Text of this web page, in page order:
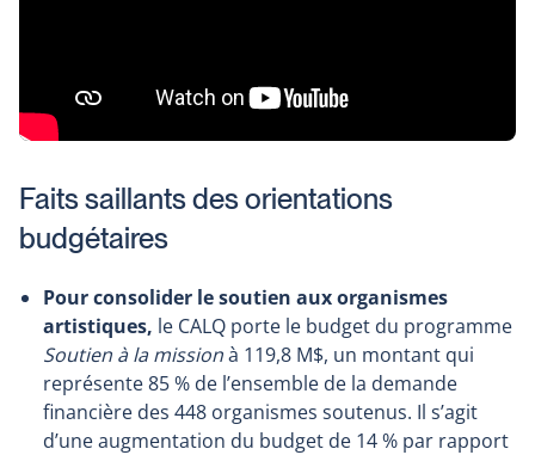
Faits saillants des orientations
budgétaires
Pour consolider le soutien aux organismes
artistiques, le CALQ porte le budget du programme
Soutien à la missionà 119,8 M$, un montant qui
représente 85 % de l’ensemble de la demande
financière des 448 organismes soutenus. Il s’agit
d’une augmentation du budget de 14 % par rapport